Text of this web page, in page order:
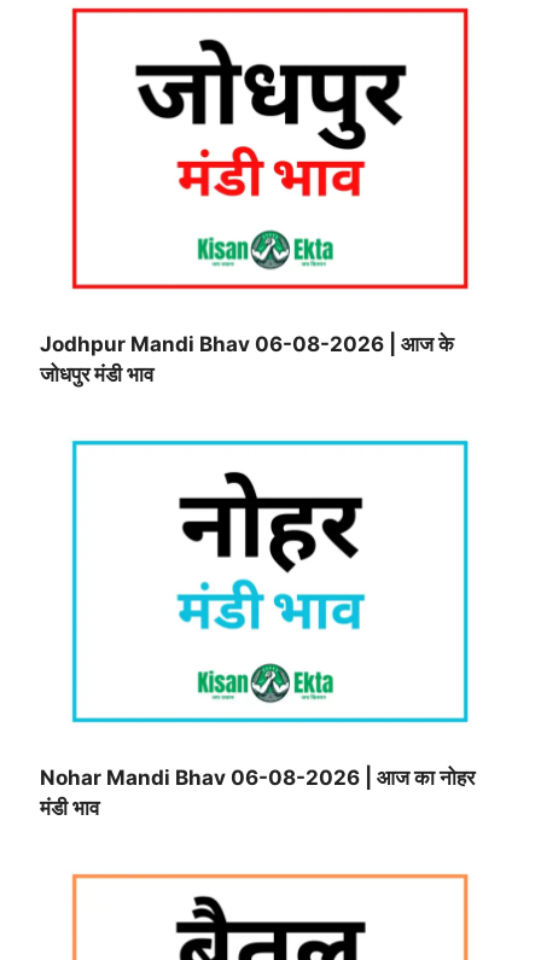
Jodhpur Mandi Bhav 06-08-2026 | आज के
जोधपुर मंडी भाव
Nohar Mandi Bhav 06-08-2026 | आज का नोहर
मंडी भाव